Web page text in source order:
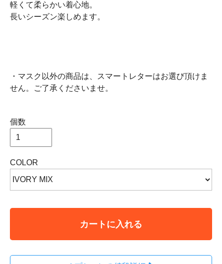
軽くて柔らかい着心地。
長いシーズン楽しめます。
・マスク以外の商品は、スマートレターはお選び頂けま
せん。ご了承くださいませ。
個数
COLOR
カートに入れる